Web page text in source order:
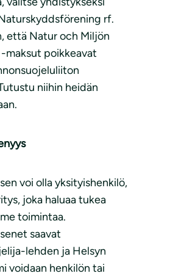
rf.
että Natur och Miljön
maksut poikkeavat
niihin heidän
voi olla yksityishenkilö,
joka haluaa tukea
toimintaa.
saavat
lehden ja Helsyn
voidaan henkilön tai